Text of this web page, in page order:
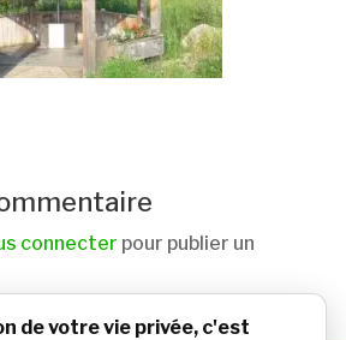
connecter pour publier un
de votre vie privée, c'est